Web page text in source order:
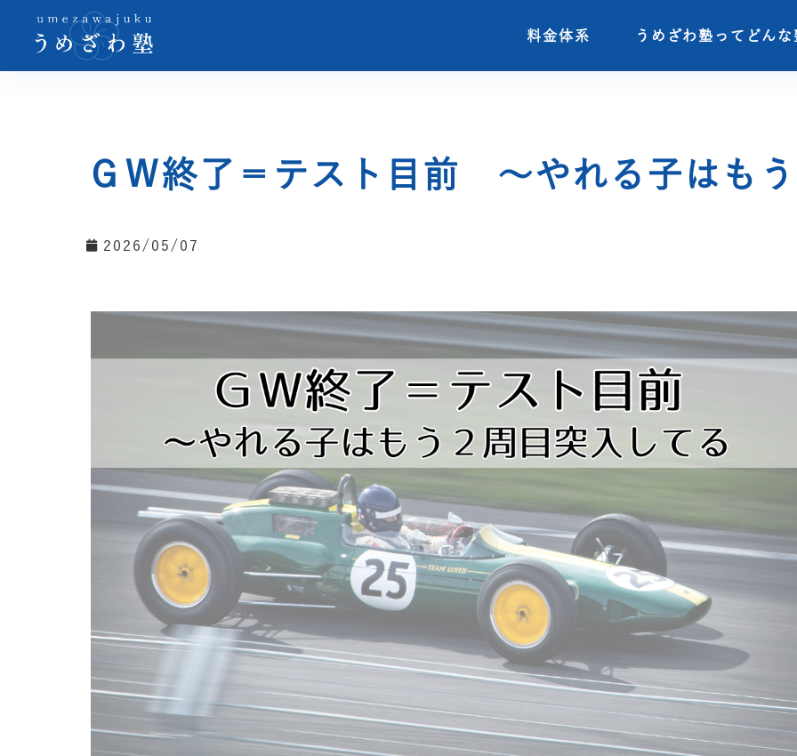
料金体系 うめざわ塾ってどんな
料金体系 うめざわ塾ってどんな
ＧＷ終了＝テスト目前 ～やれる子はも
2026/05/07